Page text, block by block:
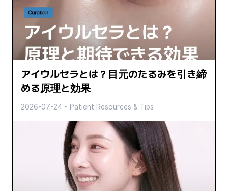
アイウルセラとは？目元のたるみを引き締
める原理と効果
2026-07-24 • Patient Resources & Tips